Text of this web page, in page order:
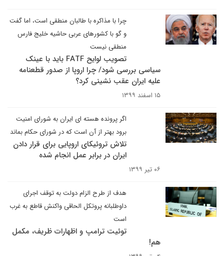
چرا با مذاکره با طالبان منطقی است، اما گفت
و گو با کشورهای عربی حاشیه خلیج فارس
منطقی نیست
تصویب لوایح FATF باید با عینک
سیاسی بررسی شود/ چرا اروپا از صدور قطعنامه
علیه ایران عقب نشینی کرد؟
۱۵ اسفند ۱۳۹۹
اگر پرونده هسته ای ایران به شورای امنیت
برود بهتر از آن است که در شورای حکام بماند
تلاش تروئیکای اروپایی برای قرار دادن
ایران در برابر عمل انجام شده
۰۶ تیر ۱۳۹۹
هدف از طرح الزام دولت به توقف اجرای
داوطلبانه پروتکل الحاقی واکنش قاطع به غرب
است
توئیت ترامپ و اظهارات ظریف، مکمل
هم!